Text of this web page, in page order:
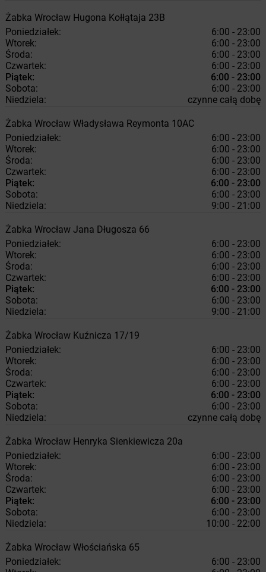
Żabka Wrocław Hugona Kołłątaja 23B
Poniedziałek:
6:00 - 23:00
Wtorek:
6:00 - 23:00
Środa:
6:00 - 23:00
Czwartek:
6:00 - 23:00
Piątek:
6:00 - 23:00
Sobota:
6:00 - 23:00
Niedziela:
czynne całą dobę
Żabka Wrocław Władysława Reymonta 10AC
Poniedziałek:
6:00 - 23:00
Wtorek:
6:00 - 23:00
Środa:
6:00 - 23:00
Czwartek:
6:00 - 23:00
Piątek:
6:00 - 23:00
Sobota:
6:00 - 23:00
Niedziela:
9:00 - 21:00
Żabka Wrocław Jana Długosza 66
Poniedziałek:
6:00 - 23:00
Wtorek:
6:00 - 23:00
Środa:
6:00 - 23:00
Czwartek:
6:00 - 23:00
Piątek:
6:00 - 23:00
Sobota:
6:00 - 23:00
Niedziela:
9:00 - 21:00
Żabka Wrocław Kuźnicza 17/19
Poniedziałek:
6:00 - 23:00
Wtorek:
6:00 - 23:00
Środa:
6:00 - 23:00
Czwartek:
6:00 - 23:00
Piątek:
6:00 - 23:00
Sobota:
6:00 - 23:00
Niedziela:
czynne całą dobę
Żabka Wrocław Henryka Sienkiewicza 20a
Poniedziałek:
6:00 - 23:00
Wtorek:
6:00 - 23:00
Środa:
6:00 - 23:00
Czwartek:
6:00 - 23:00
Piątek:
6:00 - 23:00
Sobota:
6:00 - 23:00
Niedziela:
10:00 - 22:00
Żabka Wrocław Włościańska 65
Poniedziałek:
6:00 - 23:00